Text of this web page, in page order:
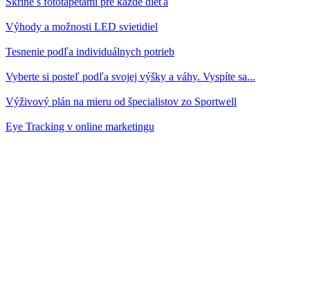
Výhody a možnosti LED svietidiel
Tesnenie podľa individuálnych potrieb
Vyberte si posteľ podľa svojej výšky a váhy. Vyspíte sa...
Výživový plán na mieru od špecialistov zo Sportwell
Eye Tracking v online marketingu